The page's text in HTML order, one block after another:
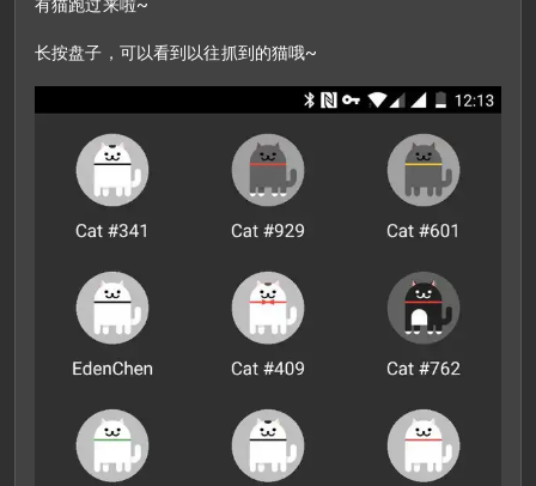
有猫跑过来啦~
长按盘子，可以看到以往抓到的猫哦~